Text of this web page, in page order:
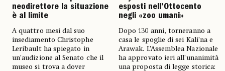
neodirettore la situazione
è al limite
A quattro mesi dal suo
insediamento Christophe
Leribault ha spiegato in
un’audizione al Senato che il
museo si trova a dover
esposti nell’Ottocento
negli «zoo umani»
Dopo 130 anni, torneranno a
casa le spoglie di sei Kali’na e
Arawak. L’Assemblea Nazionale
ha approvato ieri all’unanimità
una proposta di legge storica: